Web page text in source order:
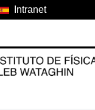
Intranet